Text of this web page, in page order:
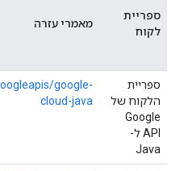
ספריית
לקוח
מאמרי עזרה
ספריית
הלקוח של
Google
API ל-
Java
google-
cloud-java